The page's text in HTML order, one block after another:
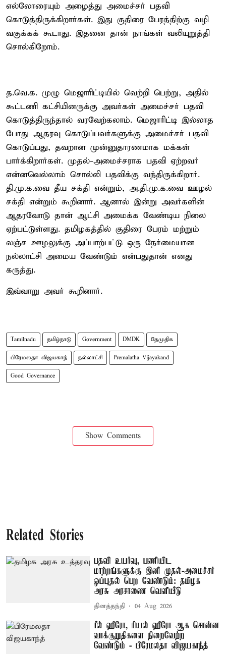
எல்லோரையும் அழைத்து அமைச்சர் பதவி
கொடுத்திருக்கிறார்கள். இது குதிரை பேரத்திற்கு வழி
வகுக்கக் கூடாது. இதனை தான் நாங்கள் வலியுறுத்தி
சொல்கிறோம்.
த.வெ.க. முழு மெஜாரிட்டியில் வெற்றி பெற்று, அதில்
கூட்டணி கட்சியினருக்கு அவர்கள் அமைச்சர் பதவி
கொடுத்திருந்தால் வரவேற்கலாம். மெஜாரிட்டி இல்லாத
போது ஆதரவு கொடுப்பவர்களுக்கு அமைச்சர் பதவி
கொடுப்பது, தவறான முன்னுதாரணமாக மக்கள்
பார்க்கிறார்கள். முதல்-அமைச்சராக பதவி ஏற்றவர்
என்னவெல்லாம் சொல்லி பதவிக்கு வந்திருக்கிறார்.
தி.மு.க.வை தீய சக்தி என்றும், அ.தி.மு.க.வை ஊழல்
சக்தி என்றும் கூறினார். ஆனால் இன்று அவர்களின்
ஆதரவோடு தான் ஆட்சி அமைக்க வேண்டிய நிலை
ஏற்பட்டுள்ளது. தமிழகத்தில் குதிரை பேரம் மற்றும்
லஞ்ச ஊழலுக்கு அப்பாற்பட்டு ஒரு நேர்மையான
நல்லாட்சி அமைய வேண்டும் என்பதுதான் எனது
கருத்து.
இவ்வாறு அவர் கூறினார்.
Tamilnadu தமிழ்நாடு Government DMDK தேமுதிக
பிரேமலதா விஜயகாந் நல்லாட்சி Premalatha Vijayakand
Good Governance
Show Comments
Related Stories
பதவி உயர்வு, பணியிட
மாற்றங்களுக்கு இனி முதல்-அமைச்சர்
ஒப்புதல் பெற வேண்டும்: தமிழக
அரசு அரசாணை வெளியீடு
தினத்தந்தி 04 Aug 2026
ரீல் ஹீரோ, ரியல் ஹீரோ ஆக சொன்ன
வாக்குறுதிகளை நிறைவேற்ற
வேண்டும் - பிரேமலதா விஜயகாந்த்